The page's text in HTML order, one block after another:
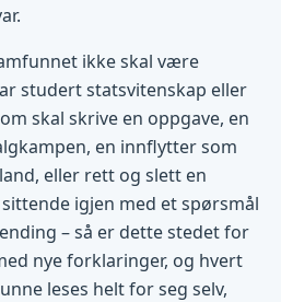
ikke skal være
studert statsvitenskap eller
skal skrive en oppgave, en
en innflytter som
eller rett og slett en
igjen med et spørsmål
– så er dette stedet for
nye forklaringer, og hvert
leses helt for seg selv,